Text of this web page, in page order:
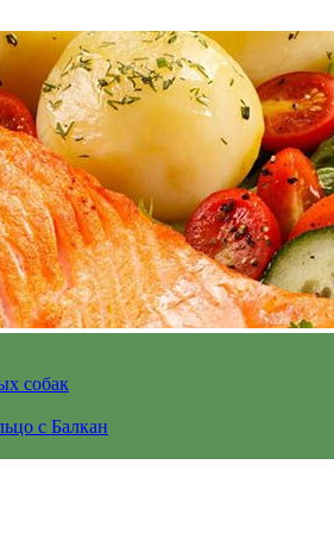
собак
с Балкан